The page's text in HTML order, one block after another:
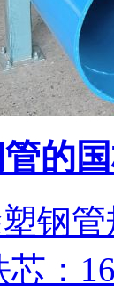
的
钢
：